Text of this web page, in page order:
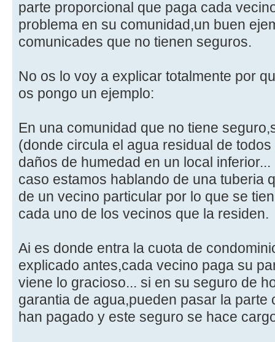
parte proporcional que paga cada
problema en su comunidad,un buen
comunicades que no tienen seguros.
No os lo voy a explicar totalmente por
os pongo un ejemplo:
En una comunidad que no tiene
(donde circula el agua residual de
daños de humedad en un local
caso estamos hablando de una tuberia
de un vecino particular por lo que se
cada uno de los vecinos que la residen.
Ai es donde entra la cuota de
explicado antes,cada vecino paga su
viene lo gracioso... si en su seguro de
garantia de agua,pueden pasar la
han pagado y este seguro se hace